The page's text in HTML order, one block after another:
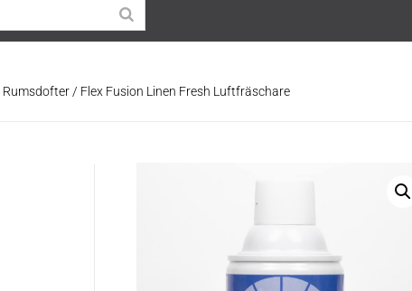
Rumsdofter/ Flex Fusion Linen Fresh Luftfräschare